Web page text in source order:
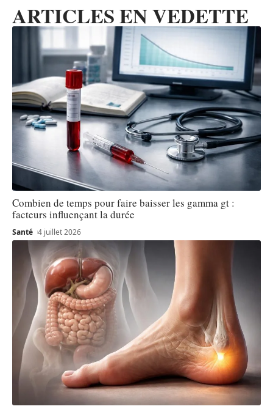
ARTICLES EN VEDETTE
Combien de temps pour faire baisser les gamma gt :
facteurs influençant la durée
Santé 4 juillet 2026